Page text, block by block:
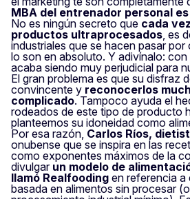
MBA del entrenador personal
No es ningún secreto que cada
productos ultraprocesados, es
industriales que se hacen pasar
lo son en absoluto. Y adivínalo:
acaba siendo muy perjudicial para
El gran problema es que su disfraz
convincente y reconocerlos
complicado. Tampoco ayuda el
rodeados de este tipo de producto
planteemos su idoneidad como
Por esa razón, Carlos Ríos,
onubense que se inspira en las
como exponentes máximos de la
divulgar un modelo de
llamó Realfooding en referencia a
basada en alimentos sin procesar